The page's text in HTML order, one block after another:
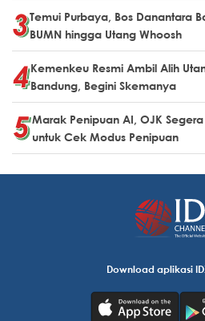
Temui Purbaya, Bos Danantara
BUMN hingga Utang Whoosh
Kemenkeu Resmi Ambil Alih
Bandung, Begini Skemanya
Marak Penipuan AI, OJK
untuk Cek Modus Penipuan
Download aplikasi